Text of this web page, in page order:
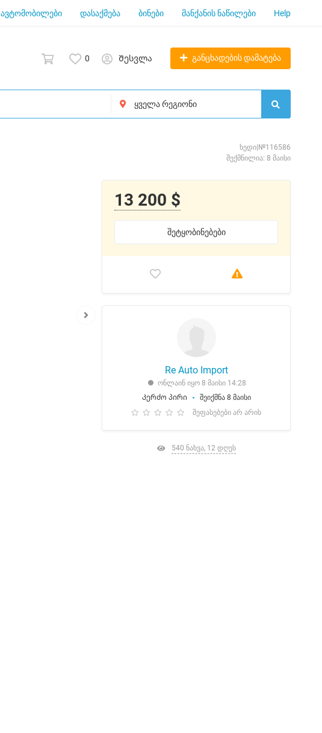
ავტომობილები დასაქმება ბინები მანქანის ნაწილები Help
0 Შესვლა განცხადების დამატება
ხედი|№116586
შექმნილია: 8 მაისი
13 200 $
შეტყობინებები
Re Auto Import
ონლაინ იყო 8 მაისი 14:28
Კერძო პირი
შეიქმნა 8 მაისი
შეფასებები არ არის
540 ნახვა, 12 დღეს